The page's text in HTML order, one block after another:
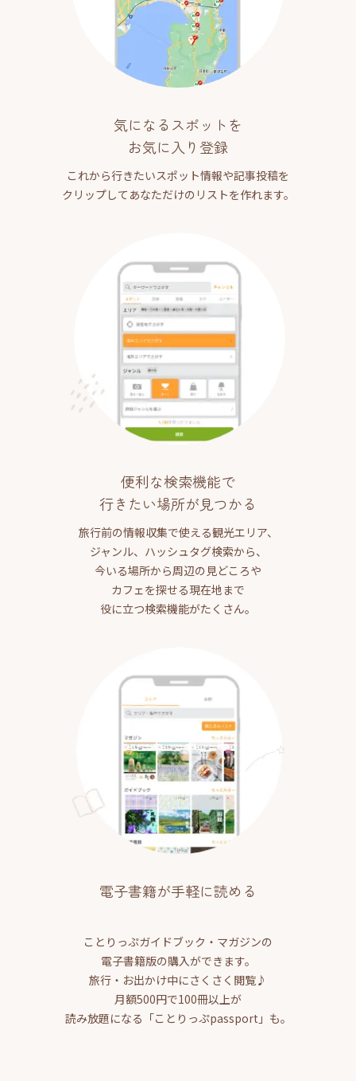
気になるスポットを
お気に入り登録
これから行きたいスポット情報や記事投稿を
クリップしてあなただけのリストを作れます。
便利な検索機能で
行きたい場所が見つかる
旅行前の情報収集で使える観光エリア、
ジャンル、ハッシュタグ検索から、
今いる場所から周辺の見どころや
カフェを探せる現在地まで
役に立つ検索機能がたくさん。
電子書籍が手軽に読める
ことりっぷガイドブック・マガジンの
電子書籍版の購入ができます。
旅行・お出かけ中にさくさく閲覧♪
月額500円で100冊以上が
読み放題になる「ことりっぷpassport」も。